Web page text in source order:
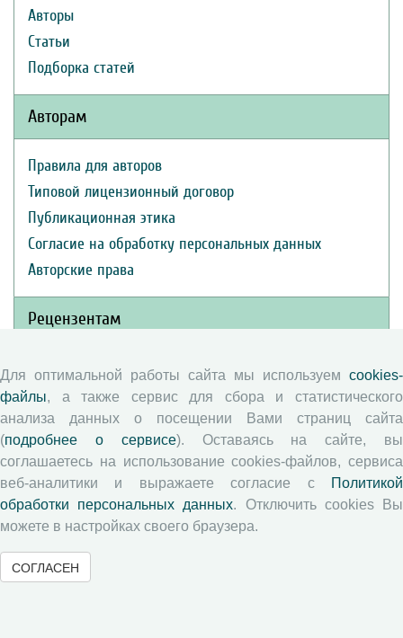
Авторы
Статьи
Подборка статей
Авторам
Правила для авторов
Типовой лицензионный договор
Публикационная этика
Согласие на обработку персональных данных
Авторские права
Рецензентам
Памятка рецензенту
Положение о рецензировании
Форма рецензии
Журналы ВолНЦ РАН
Экономические и социальные перемены
Проблемы развития территории
Вопросы территориального развития
Для оптимальной работы сайта мы используем cookies-
файлы, а также сервис для сбора и статистического
анализа данных о посещении Вами страниц сайта
(подробнее о сервисе). Оставаясь на сайте, вы
соглашаетесь на использование cookies-файлов, сервиса
веб-аналитики и выражаете согласие с
Политикой
обработки персональных данных. Отключить cookies Вы
можете в настройках своего браузера.
СОГЛАСЕН